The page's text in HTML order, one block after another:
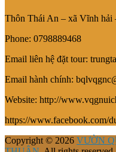
Thôn Thái An – xã Vĩnh hải
Phone: 0798889468
Email liên hệ đặt tour:
Email hành chính:
Website: http://
https://www.facebook.com/
Copyright © 2026 VƯỜN